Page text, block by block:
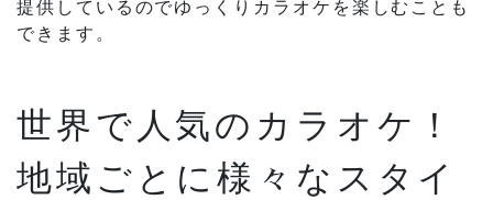
提供しているのでゆっくりカラオケを楽しむことも
できます。
世界で人気のカラオケ！
地域ごとに様々なスタイ